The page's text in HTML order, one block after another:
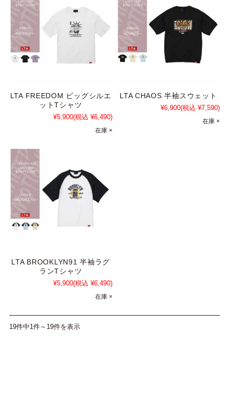
LTA FREEDOM ビッグシルエ
ットTシャツ
¥5,900(税込 ¥6,490)
在庫 ×
LTA CHAOS 半袖スウェット
¥6,900(税込 ¥7,590)
在庫 ×
LTA BROOKLYN91 半袖ラグ
ランTシャツ
¥5,900(税込 ¥6,490)
在庫 ×
19件中1件～19件を表示